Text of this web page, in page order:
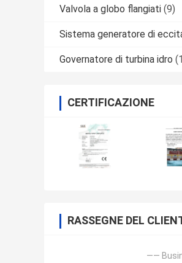
Valvola a globo flangiati (9)
Sistema generatore di
Governatore di turbina idro
CERTIFICAZIONE
RASSEGNE DEL
——